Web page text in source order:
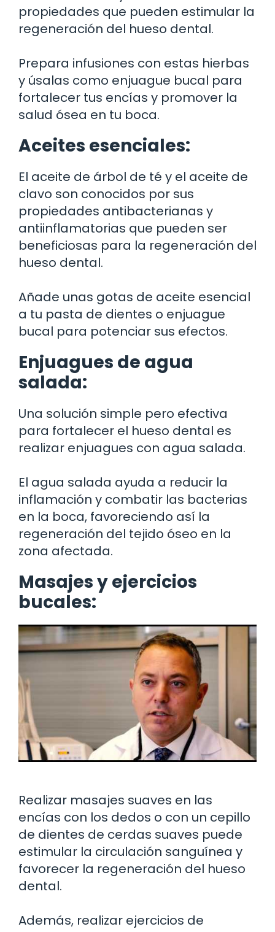
propiedades que pueden estimular la
regeneración del hueso dental.
Prepara infusiones con estas hierbas
y úsalas como enjuague bucal para
fortalecer tus encías y promover la
salud ósea en tu boca.
Aceites esenciales:
El aceite de árbol de té y el aceite de
clavo son conocidos por sus
propiedades antibacterianas y
antiinflamatorias que pueden ser
beneficiosas para la regeneración del
hueso dental.
Añade unas gotas de aceite esencial
a tu pasta de dientes o enjuague
bucal para potenciar sus efectos.
Enjuagues de agua
salada:
Una solución simple pero efectiva
para fortalecer el hueso dental es
realizar enjuagues con agua salada.
El agua salada ayuda a reducir la
inflamación y combatir las bacterias
en la boca, favoreciendo así la
regeneración del tejido óseo en la
zona afectada.
Masajes y ejercicios
bucales:
Realizar masajes suaves en las
encías con los dedos o con un cepillo
de dientes de cerdas suaves puede
estimular la circulación sanguínea y
favorecer la regeneración del hueso
dental.
Además, realizar ejercicios de